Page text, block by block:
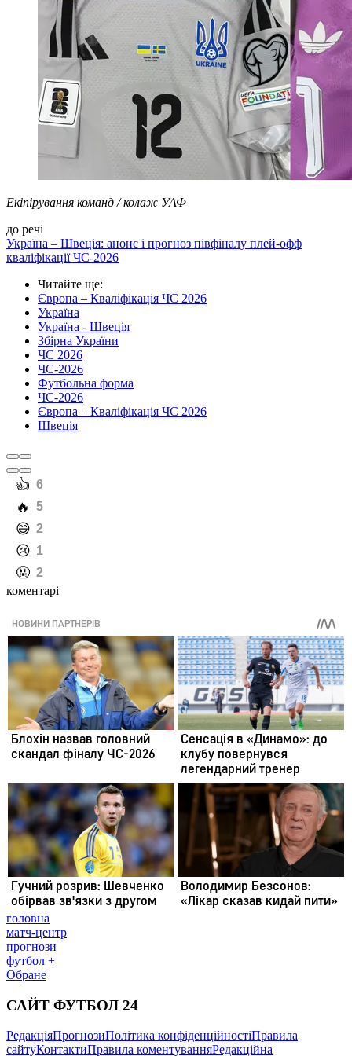
Екіпірування команд / колаж УАФ
до речі
Україна – Швеція: анонс і прогноз півфіналу плей-офф
кваліфікації ЧС-2026
Читайте ще:
Європа – Кваліфікація ЧС 2026
Україна
Україна - Швеція
Збірна України
ЧС 2026
ЧС-2026
Футбольна форма
ЧС-2026
Європа – Кваліфікація ЧС 2026
Швеція
️👍 6
️🔥 5
️😄 2
️😢 1
️🤬 2
коментарі
головна
матч-центр
прогнози
футбол +
Обране
САЙТ ФУТБОЛ 24
РедакціяПрогнозиПолітика конфіденційностіПравила
сайтуКонтактиПравила коментуванняРедакційна